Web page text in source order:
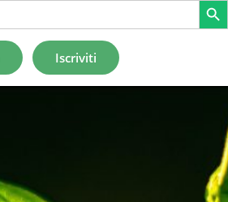
Iscriviti